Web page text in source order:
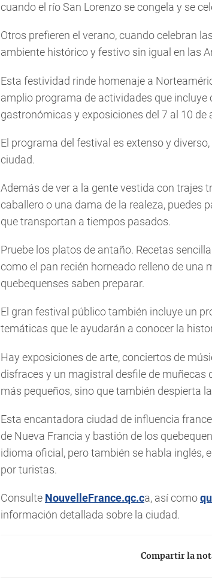
cuando el río San Lorenzo se congela y se
Otros prefieren el verano, cuando celebran
ambiente histórico y festivo sin igual en las
Esta festividad rinde homenaje a
amplio programa de actividades que incluye
gastronómicas y exposiciones del 7 al 10 de
El programa del festival es extenso y
ciudad.
Además de ver a la gente vestida con trajes
caballero o una dama de la realeza, puedes
que transportan a tiempos pasados.
Pruebe los platos de antaño. Recetas
como el pan recién horneado relleno de una
quebequenses saben preparar.
El gran festival público también incluye un
temáticas que le ayudarán a conocer la
Hay exposiciones de arte, conciertos de
disfraces y un magistral desfile de muñecas
más pequeños, sino que también despierta
Esta encantadora ciudad de influencia
de Nueva Francia y bastión de los
idioma oficial, pero también se habla inglés,
por turistas.
Consulte NouvelleFrance.qc.ca, así como
información detallada sobre la ciudad.
Compartir la